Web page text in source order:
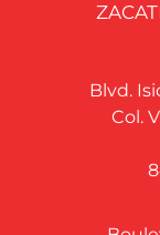
Blvd.
Col.